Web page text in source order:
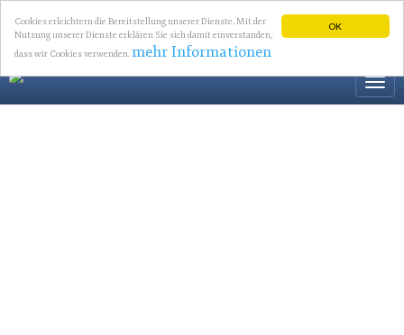
OK
Cookies erleichtern die Bereitstellung unserer Dienste. Mit der
Nutzung unserer Dienste erklären Sie sich damit einverstanden,
dass wir Cookies verwenden.mehr Informationen